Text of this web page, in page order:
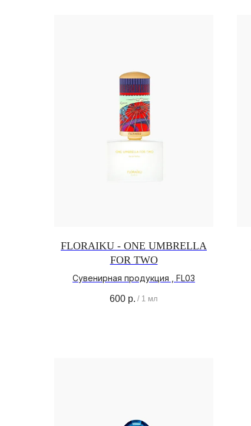
FLORAIKU - ONE UMBRELLA
FOR TWO
Сувенирная продукция , FL03
600 р. / 1 мл